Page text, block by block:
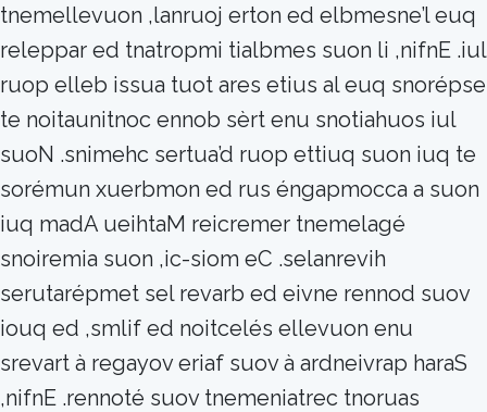
tnemellevuon ,lanruoj erton ed elbmesne’l euq
releppar ed tnatropmi tialbmes suon li ,nifnE .iul
ruop elleb issua tuot ares etius al euq snorépse
te noitaunitnoc ennob sèrt enu snotiahuos iul
suoN .snimehc sertua’d ruop ettiuq suon iuq te
sorémun xuerbmon ed rus éngapmocca a suon
iuq madA ueihtaM reicremer tnemelagé
snoiremia suon ,ic-siom eC .selanrevih
serutarépmet sel revarb ed eivne rennod suov
iouq ed ,smlif ed noitcelés ellevuon enu
srevart à regayov eriaf suov à ardneivrap haraS
,nifnE .rennoté suov tnemeniatrec tnoruas